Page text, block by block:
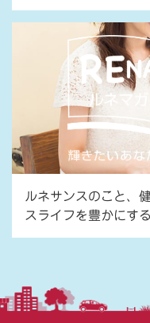
ルネサンスのこと、
スライフを豊かにす